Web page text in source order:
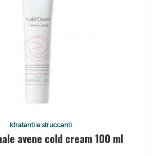
Idratanti e struccanti
avene cold cream 100 ml